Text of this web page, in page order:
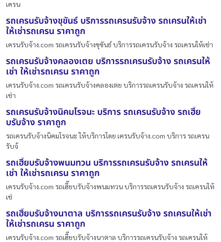
เครน
รถเครนรับจ้างขุขันธ์ บริการรถเครนรับจ้าง รถเครนให้เช่า
ให้เช่ารถเครน ราคาถูก
เครนรับจ้าง.com รถเครนรับจ้างขุขันธ์ บริการรถเครนรับจ้าง รถเครนให้เช่า
รถเครนรับจ้างคลองเตย บริการรถเครนรับจ้าง รถเครนให้
เช่า ให้เช่ารถเครน ราคาถูก
เครนรับจ้าง.com รถเครนรับจ้างคลองเตย บริการรถเครนรับจ้าง รถเครนให้
เช่า
รถเครนรับจ้างนิคมโรจนะ บริการ รถเครนรับจ้าง รถเฮี๊ย
บรับจ้าง ราคาถูก
รถเครนรับจ้างนิคมโรจนะ ให้บริการโดย เครนรับจ้าง.com บริการ รถเครน
รับจ้
รถเฮี๊ยบรับจ้างพนมทวน บริการรถเครนรับจ้าง รถเครนให้
เช่า ให้เช่ารถเครน ราคาถูก
เครนรับจ้าง.com รถเฮี๊ยบรับจ้างพนมทวน บริการรถเครนรับจ้าง รถเครนให้
เช่
รถเฮี๊ยบรับจ้างนาตาล บริการรถเครนรับจ้าง รถเครนให้เช่า
ให้เช่ารถเครน ราคาถูก
เครนรับจ้าง.com รถเฮี๊ยบรับจ้างนาตาล บริการรถเครนรับจ้าง รถเครนให้